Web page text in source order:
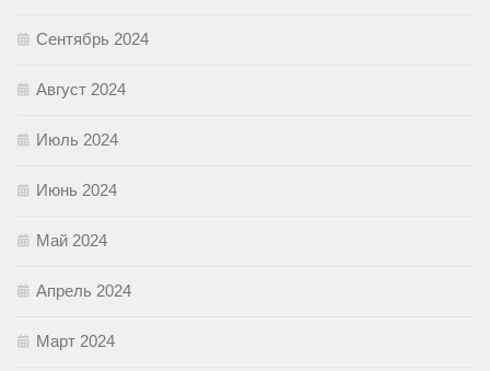
Сентябрь 2024
Август 2024
Июль 2024
Июнь 2024
Май 2024
Апрель 2024
Март 2024